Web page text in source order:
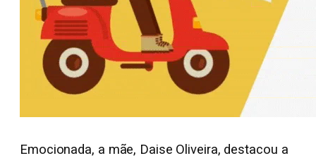
Emocionada, a mãe, Daise Oliveira, destacou a